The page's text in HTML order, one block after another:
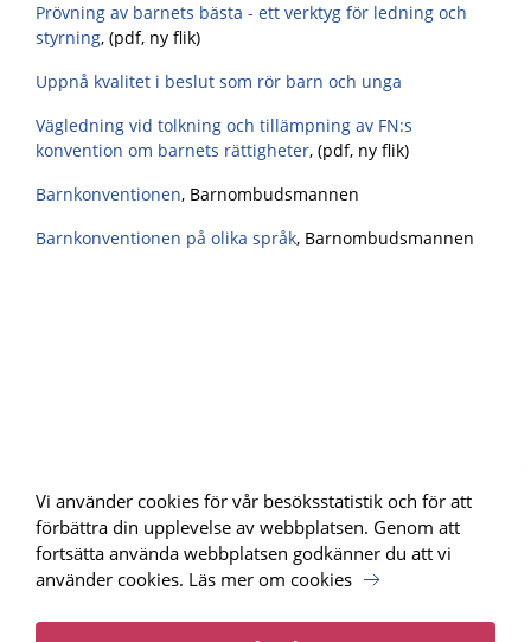
Prövning av barnets bästa - ett verktyg för ledning och
styrning, (pdf, ny flik)
Uppnå kvalitet i beslut som rör barn och unga
Vägledning vid tolkning och tillämpning av FN:s
konvention om barnets rättigheter, (pdf, ny flik)
Barnkonventionen, Barnombudsmannen
Barnkonventionen på olika språk, Barnombudsmannen
Vi använder cookies för vår besöksstatistik och för att
förbättra din upplevelse av webbplatsen. Genom att
fortsätta använda webbplatsen godkänner du att vi
använder cookies. Läs mer om cookies
Nationellt programområde psykisk hälsa.